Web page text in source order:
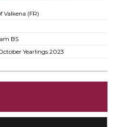
Valkena (FR)
BS
Yearlings 2023